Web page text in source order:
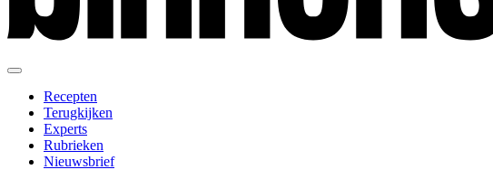
Recepten
Terugkijken
Experts
Rubrieken
Nieuwsbrief